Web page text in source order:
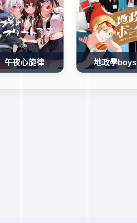
午夜心旋律 地政學boys